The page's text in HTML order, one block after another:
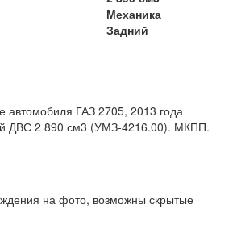
Механика
Задний
автомобиля ГАЗ 2705, 2013 года
ДВС 2 890 см3 (УМЗ-4216.00). МКПП.
на фото, возможны скрытые